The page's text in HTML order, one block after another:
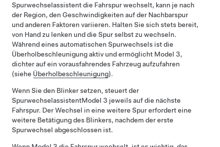
Spurwechselassistentdie Fahrspur wechselt, kann je nach
der Region, den Geschwindigkeiten auf der Nachbarspur
und anderen Faktoren variieren. Halten Sie sich stets bereit,
von Hand zu lenken und die Spur selbst zu wechseln.
Während eines automatischen Spurwechsels ist die
Überholbeschleunigung aktiv und ermöglicht Model 3,
dichter auf ein vorausfahrendes Fahrzeug aufzufahren
(siehe Überholbeschleunigung).
Wenn Sie den Blinker setzen, steuert der
SpurwechselassistentModel 3 jeweils auf die nächste
Fahrspur. Der Wechsel in eine weitere Spur erfordert eine
weitere Betätigung des Blinkers, nachdem der erste
Spurwechsel abgeschlossen ist.